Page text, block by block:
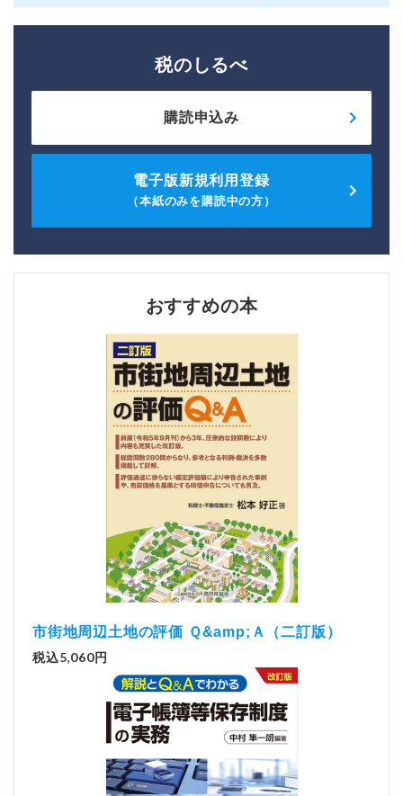
税のしるべ
購読申込み
電子版新規利用登録
（本紙のみを購読中の方）
おすすめの本
市街地周辺土地の評価 Ｑ&amp;Ａ（二訂版）
税込5,060円